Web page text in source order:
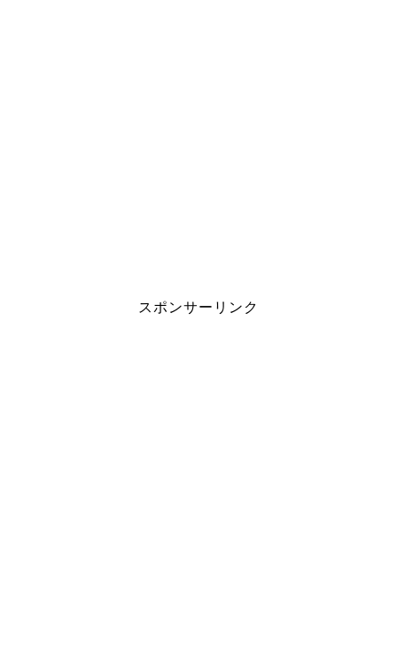
スポンサーリンク